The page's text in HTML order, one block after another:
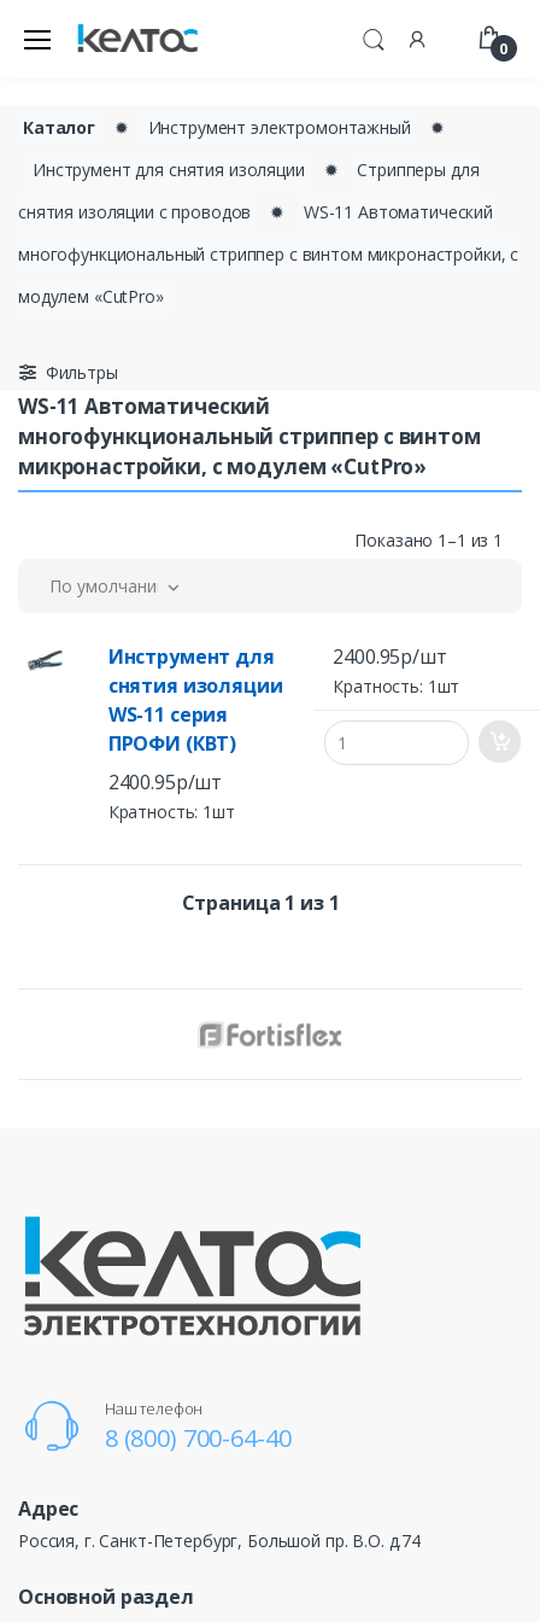
0
Каталог ✹ Инструмент электромонтажный
✹
Инструмент для снятия изоляции
✹
Cтрипперы для
снятия изоляции с проводов
✹
WS-11 Автоматический
многофункциональный стриппер с винтом микронастройки, с
модулем «CutPro»
Фильтры
WS-11 Автоматический
многофункциональный стриппер с винтом
микронастройки, с модулем «CutPro»
Показано 1–1 из 1
По умолчанию
Инструмент для
снятия изоляции
WS-11 серия
ПРОФИ (КВТ)
2400.95р/шт
Кратность: 1шт
2400.95р/шт
Кратность: 1шт
Страница 1 из 1
Наш телефон
8 (800) 700-64-40
Адрес
Россия, г. Санкт-Петербург, Большой пр. В.О. д.74
Основной раздел